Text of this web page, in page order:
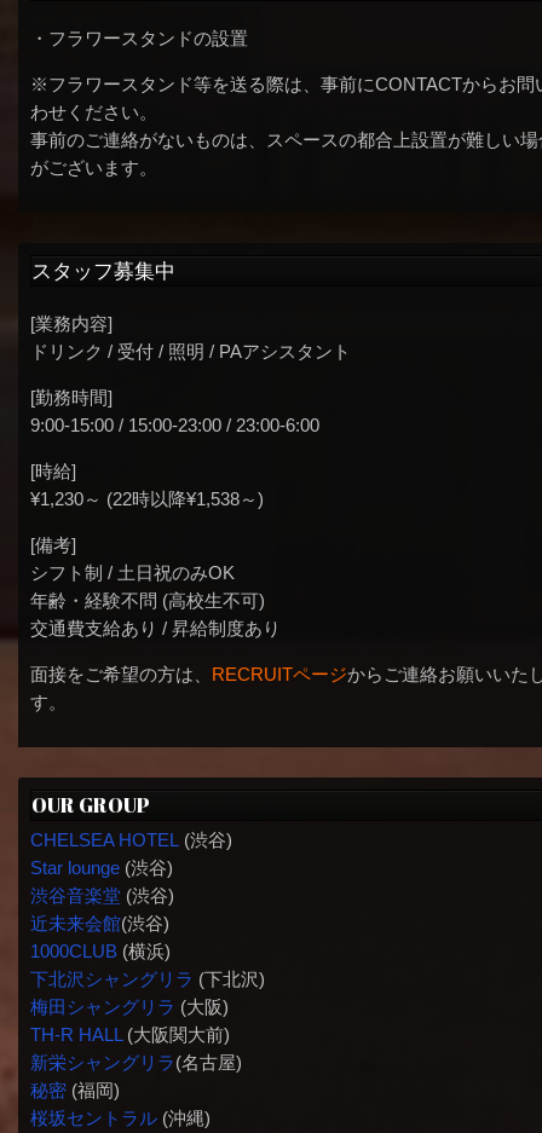
・フラワースタンドの設置
※フラワースタンド等を送る際は、事前にCONTACTからお問
わせください。
事前のご連絡がないものは、スペースの都合上設置が難しい場
がございます。
スタッフ募集中
[業務内容]
ドリンク / 受付 / 照明 / PAアシスタント
[勤務時間]
9:00-15:00 / 15:00-23:00 / 23:00-6:00
[時給]
¥1,230～ (22時以降¥1,538～)
[備考]
シフト制 / 土日祝のみOK
年齢・経験不問 (高校生不可)
交通費支給あり / 昇給制度あり
面接をご希望の方は、 RECRUITページからご連絡お願いいた
す。
OUR GROUP
CHELSEA HOTEL (渋谷)
Star lounge(渋谷)
渋谷音楽堂(渋谷)
近未来会館(渋谷)
1000CLUB(横浜)
下北沢シャングリラ (下北沢)
梅田シャングリラ (大阪)
TH-R HALL(大阪関大前)
新栄シャングリラ(名古屋)
秘密(福岡)
桜坂セントラル(沖縄)